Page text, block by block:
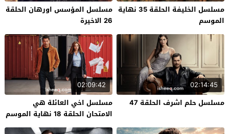
مسلسل الخليفة الحلقة 35 نهاية
الموسم
مسلسل المؤسس اورهان الحلقة
26 الاخيرة
02:14:45
مسلسل حلم اشرف الحلقة 47
02:09:42
مسلسل اخي العائلة هي
الامتحان الحلقة 18 نهاية الموسم